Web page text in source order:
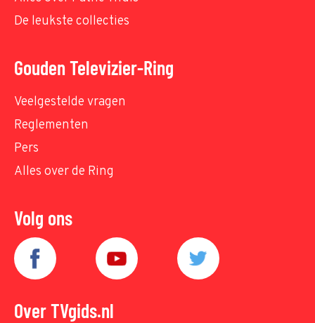
De leukste collecties
Gouden Televizier-Ring
Veelgestelde vragen
Reglementen
Pers
Alles over de Ring
Volg ons
Over TVgids.nl